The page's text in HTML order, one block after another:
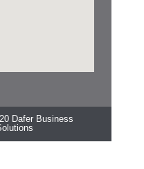
Dafer Business